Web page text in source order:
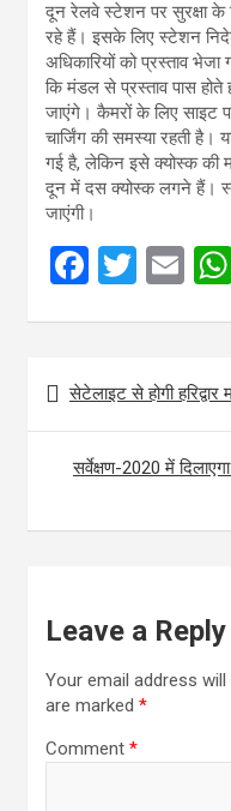
दून रेलवे स्टेशन पर सुरक्षा के
रहे हैं। इसके लिए स्टेशन
अधिकारियों को प्रस्ताव
कि मंडल से प्रस्ताव पास
जाएंगे। कैमरों के लिए साइट
चार्जिंग की समस्या रहती है।
गई है, लेकिन इसे क्योस्क की
दून में दस क्योस्क लगने हैं।
जाएंगी।
F
b
o
o
T
er
E
Post
navigation
सेटेलाइट से होगी हरिद्वार
सर्वेक्षण-2020 में
Leave a Reply
Your email address
are marked *
Comment *